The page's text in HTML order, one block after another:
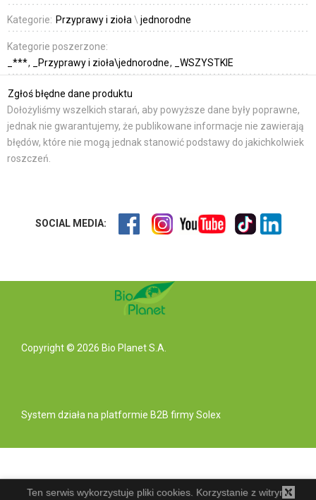
Kategorie: Przyprawy i zioła \ jednorodne
Kategorie poszerzone:
_***
_Przyprawy i zioła\jednorodne _WSZYSTKIE
Zgłoś błędne dane produktu
Dołożyliśmy wszelkich starań, aby powyższe dane były poprawne,
jednak nie gwarantujemy, że publikowane informacje nie zawierają
błędów, które nie mogą jednak stanowić podstawy do jakichkolwiek
roszczeń.
SOCIAL MEDIA:
Copyright © 2026 Bio Planet S.A.
System działa na platformie B2B firmy Solex
Ten serwis wykorzystuje pliki cookies. Korzystanie z witryny